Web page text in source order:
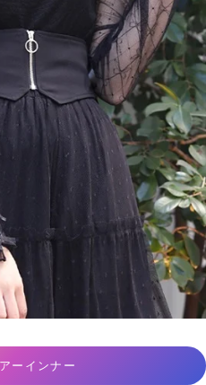
ーインナー